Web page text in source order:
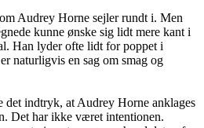
Audrey Horne sejler rundt i. Men
kunne ønske sig lidt mere kant i
Han lyder ofte lidt for poppet i
naturligvis en sag om smag og
det indtryk, at Audrey Horne anklages
Det har ikke været intentionen.